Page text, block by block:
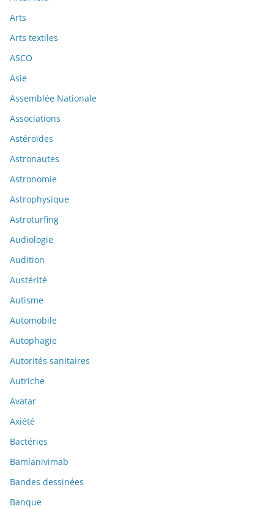
Arts
Arts textiles
ASCO
Asie
Assemblée Nationale
Associations
Astéroïdes
Astronautes
Astronomie
Astrophysique
Astroturfing
Audiologie
Audition
Austérité
Autisme
Automobile
Autophagie
Autorités sanitaires
Autriche
Avatar
Axiété
Bactéries
Bamlanivimab
Bandes dessinées
Banque